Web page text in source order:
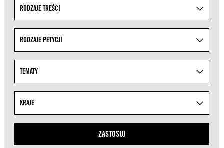
Uściślaj wyniki wyszukiwania, określając tematy z
RODZAJE TREŚCI
RODZAJE PETYCJI
TEMATY
KRAJE
ZASTOSUJ